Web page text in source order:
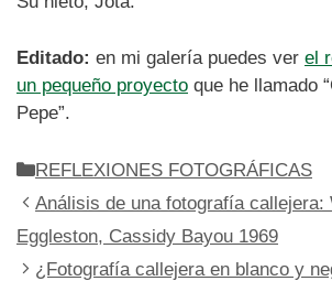
Editado: en mi galería puedes ver el
un pequeño proyecto que he llamado
Pepe”.
Categorías
REFLEXIONES FOTOGRÁFICAS
Análisis de una fotografía callejera:
Eggleston, Cassidy Bayou 1969
¿Fotografía callejera en blanco y